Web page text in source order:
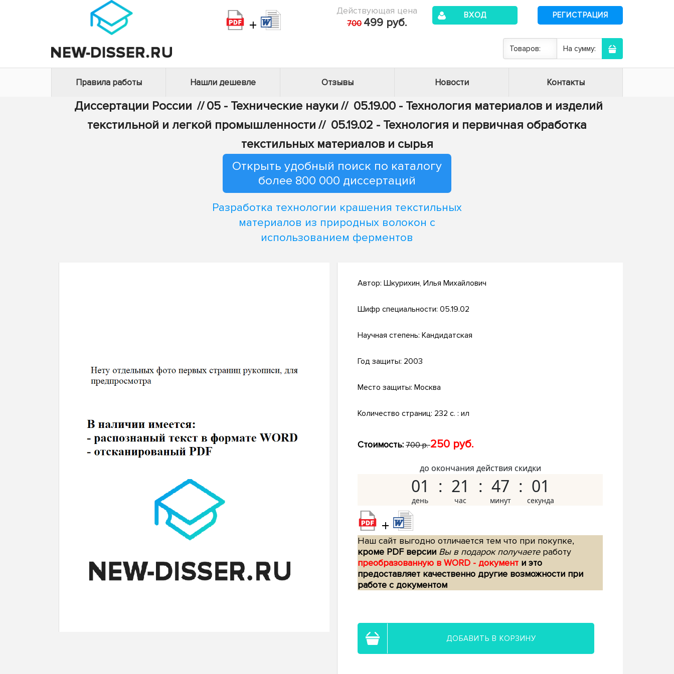
+
Действующая цена
700 499 руб.
ВХОД РЕГИСТРАЦИЯ
Товаров: На сумму:
Правила работы Нашли дешевле Отзывы Новости Контакты
Диссертации России // 05 - Технические науки // 05.19.00 - Технология материалов и изделий
текстильной и легкой промышленности // 05.19.02 - Технология и первичная обработка
текстильных материалов и сырья
Открыть удобный поиск по каталогу
более 800 000 диссертаций
Разработка технологии крашения текстильных
материалов из природных волокон с
использованием ферментов
Автор: Шкурихин, Илья Михайлович
Шифр специальности: 05.19.02
Научная степень: Кандидатская
Год защиты: 2003
Место защиты: Москва
Количество страниц: 232 с. : ил
Стоимость: 700 р.250 руб.
до окончания действия скидки
01 21 47 00
+
Наш сайт выгодно отличается тем что при покупке,
кроме PDF версии Вы в подарок получаетеработу
преобразованную в WORD - документ и это
предоставляет качественно другие возможности при
работе с документом
ДОБАВИТЬ В КОРЗИНУ